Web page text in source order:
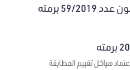
برمته
هياكل تقييم المطابقة